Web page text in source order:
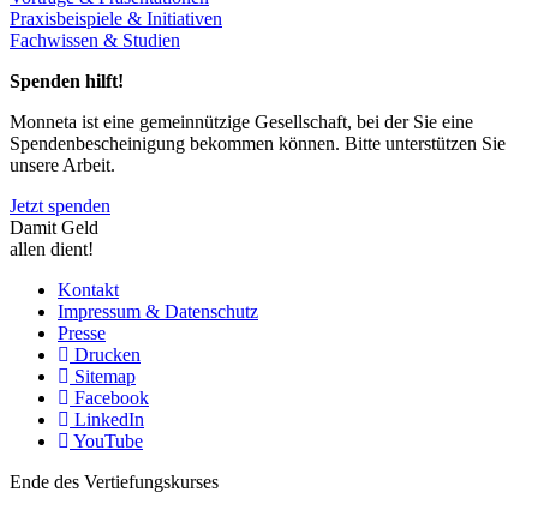
Praxisbeispiele & Initiativen
Fachwissen & Studien
Spenden hilft!
Monneta ist eine gemeinnützige Gesellschaft, bei der Sie eine
Spendenbescheinigung bekommen können. Bitte unterstützen Sie
unsere Arbeit.
Jetzt spenden
Damit Geld
allen dient!
Kontakt
Impressum & Datenschutz
Presse
Drucken
Sitemap
Facebook
LinkedIn
YouTube
Ende des Vertiefungskurses